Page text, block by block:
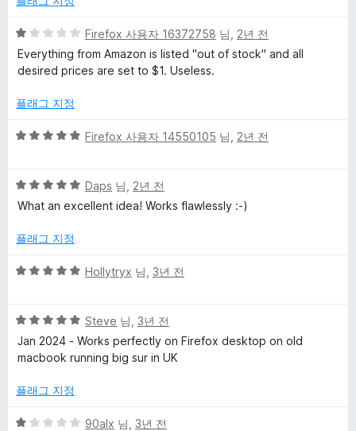
e
r
에
한
리
뷰
5
점
만
에
점
Firefox 사용자 16372758 님, 2년 전
Everything from Amazon is listed "out of stock" and all
desired prices are set to $1. Useless.
플래그 지정
5
점
에
점
Firefox 사용자 14550105 님, 2년 전
5
점
점
5
Daps 님, 2년 전
What an excellent idea! Works flawlessly :-)
플래그 지정
5
점
에
5
Hollytryx 님, 3년 전
5
점
만
에
점
Steve 님, 3년 전
Jan 2024 - Works perfectly on Firefox desktop on old
macbook running big sur in UK
플래그 지정
5
90alx 님, 3년 전